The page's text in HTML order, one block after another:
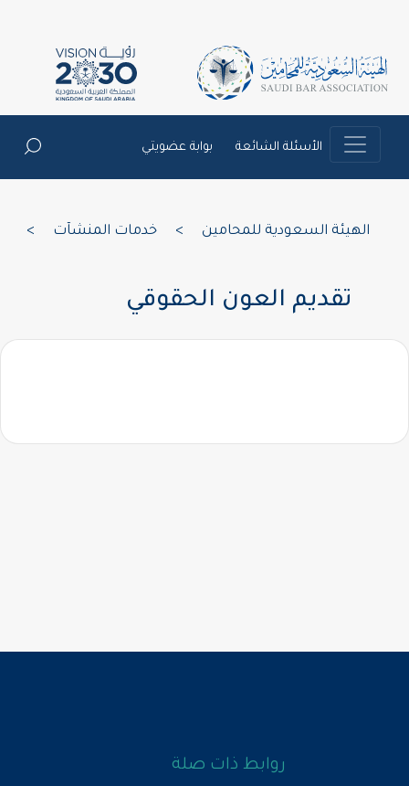
الأسئلة الشائعة بوابة عضويتي
الهيئة السعودية للمحامين خدمات المنشآت
تقديم العون الحقوقي
روابط ذات صلة